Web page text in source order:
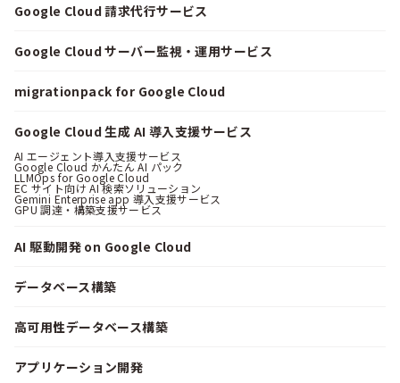
Google Cloud 請求代行サービス
Google Cloud サーバー監視・運用サービス
migrationpack for Google Cloud
Google Cloud 生成 AI 導入支援サービス
AI エージェント導入支援サービス
Google Cloud かんたん AI パック
LLMOps for Google Cloud
EC サイト向け AI 検索ソリューション
Gemini Enterprise app 導入支援サービス
GPU 調達・構築支援サービス
AI 駆動開発 on Google Cloud
データベース構築
高可用性データベース構築
アプリケーション開発